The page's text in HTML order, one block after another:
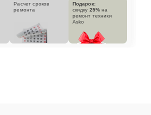
Расчет сроков
ремонта
Подарок:
скидку 25% на
ремонт техники
Asko